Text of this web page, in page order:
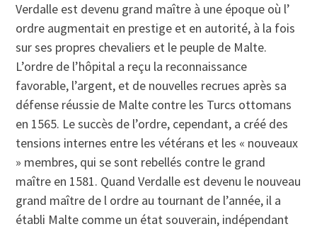
Verdalle est devenu grand maître à une époque où l’
ordre augmentait en prestige et en autorité, à la fois
sur ses propres chevaliers et le peuple de Malte.
L’ordre de l’hôpital a reçu la reconnaissance
favorable, l’argent, et de nouvelles recrues après sa
défense réussie de Malte contre les Turcs ottomans
en 1565. Le succès de l’ordre, cependant, a créé des
tensions internes entre les vétérans et les « nouveaux
» membres, qui se sont rebellés contre le grand
maître en 1581. Quand Verdalle est devenu le nouveau
grand maître de l ordre au tournant de l’année, il a
établi Malte comme un état souverain, indépendant